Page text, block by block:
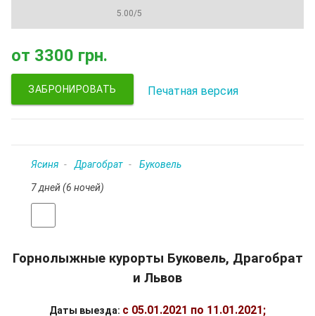
5.00/5
от 3300 грн.
ЗАБРОНИРОВАТЬ Печатная версия
Ясиня Драгобрат Буковель
7 дней (6 ночей)
Горнолыжные курорты Буковель, Драгобрат
и Львов
Даты выезда: с 05.01.2021 по 11.01.2021;